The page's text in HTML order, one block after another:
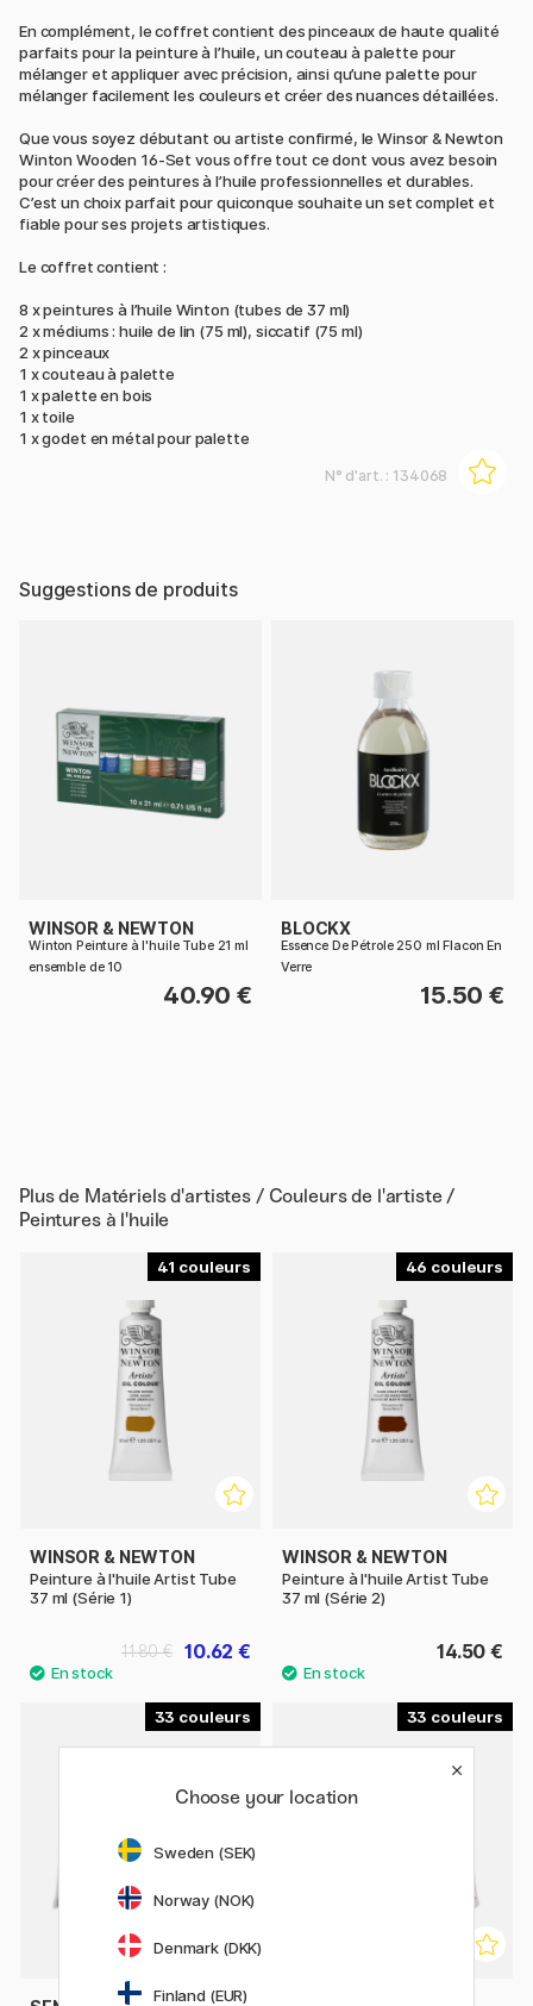
En complément, le coffret contient des pinceaux de haute qualité
parfaits pour la peinture à l’huile, un couteau à palette pour
mélanger et appliquer avec précision, ainsi qu’une palette pour
mélanger facilement les couleurs et créer des nuances détaillées.
Que vous soyez débutant ou artiste confirmé, le Winsor & Newton
Winton Wooden 16-Set vous offre tout ce dont vous avez besoin
pour créer des peintures à l’huile professionnelles et durables.
C’est un choix parfait pour quiconque souhaite un set complet et
fiable pour ses projets artistiques.
Le coffret contient :
8 x peintures à l’huile Winton (tubes de 37 ml)
2 x médiums : huile de lin (75 ml), siccatif (75 ml)
2 x pinceaux
1 x couteau à palette
1 x palette en bois
1 x toile
1 x godet en métal pour palette
N° d'art. : 134068
Suggestions de produits
WINSOR & NEWTON
Winton Peinture à l'huile Tube 21 ml
ensemble de 10
40.90 €
BLOCKX
Essence De Pétrole 250 ml Flacon En
Verre
15.50 €
Plus de Matériels d'artistes / Couleurs de l'artiste /
Peintures à l'huile
41
WINSOR & NEWTON
Peinture à l'huile Artist Tube
37 ml (Série 1)
10.62 €
11.80 €
46
WINSOR & NEWTON
Peinture à l'huile Artist Tube
37 ml (Série 2)
14.50 €
33 33
Choose your location
Sweden (SEK)
Norway (NOK)
Denmark (DKK)
Finland (EUR)